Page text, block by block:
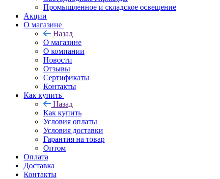
Промышленное и складское освещение
Акции
О магазине
Назад
О магазине
О компании
Новости
Отзывы
Сертификаты
Контакты
Как купить
Назад
Как купить
Условия оплаты
Условия доставки
Гарантия на товар
Оптом
Оплата
Доставка
Контакты